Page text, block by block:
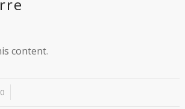
content.